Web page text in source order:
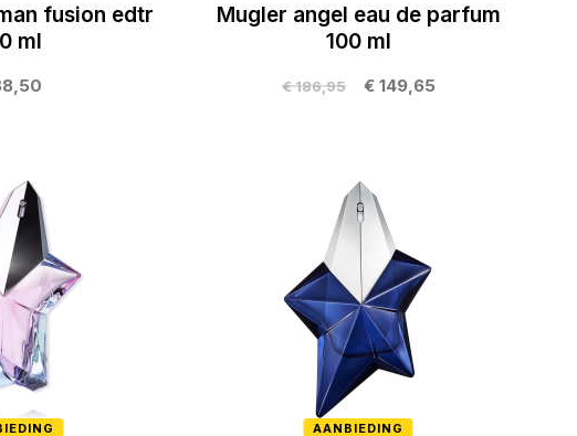
fusion edtr
ml
Mugler angel eau de parfum
100 ml
€ 149,65
€ 186,95
AANBIEDING